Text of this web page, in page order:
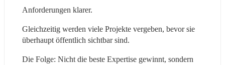
Anforderungen klarer.
Gleichzeitig werden viele Projekte vergeben, bevor sie
überhaupt öffentlich sichtbar sind.
Die Folge: Nicht die beste Expertise gewinnt, sondern